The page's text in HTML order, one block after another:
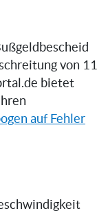
von 11
bietet
auf Fehler